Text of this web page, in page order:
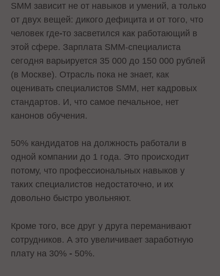
SMM зависит не от навыков и умений, а только
от двух вещей: дикого дефицита и от того, что
человек где-то засветился как работающий в
этой сфере. Зарплата SMM-специалиста
сегодня варьируется 35 000 до 150 000 рублей
(в Москве). Отрасль пока не знает, как
оценивать специалистов SMM, нет кадровых
стандартов. И, что самое печальное, нет
канонов обучения.
50% кандидатов на должность работали в
одной компании до 1 года. Это происходит
потому, что профессиональных навыков у
таких специалистов недостаточно, и их
довольно быстро увольняют.
Кроме того, все друг у друга переманивают
сотрудников. А это увеличивает заработную
плату на 30% - 50%.